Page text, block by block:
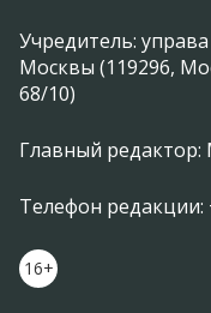
Учредитель:
Москвы (119296,
68/10)
Главный
Телефон редакции:
16+